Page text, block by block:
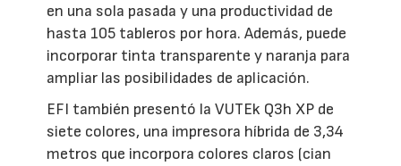
en una sola pasada y una productividad de
hasta 105 tableros por hora. Además, puede
incorporar tinta transparente y naranja para
ampliar las posibilidades de aplicación.
EFI también presentó la VUTEk Q3h XP de
siete colores, una impresora híbrida de 3,34
metros que incorpora colores claros (cian